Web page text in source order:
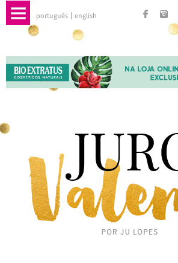
português english